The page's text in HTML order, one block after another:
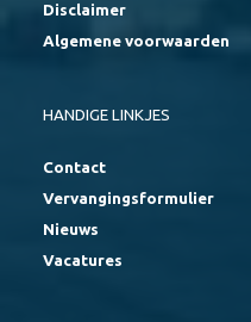
Disclaimer
Algemene voorwaarden
HANDIGE LINKJES
Contact
Vervangingsformulier
Nieuws
Vacatures